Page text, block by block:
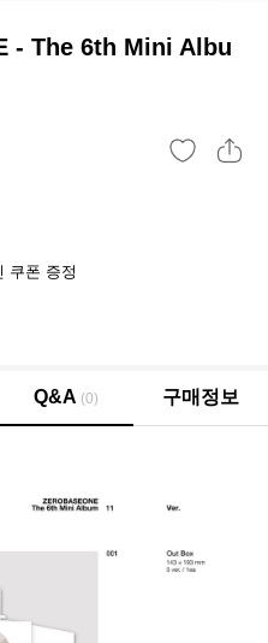
- The 6th Mini Albu
쿠폰 증정
Q&A (0) 구매정보